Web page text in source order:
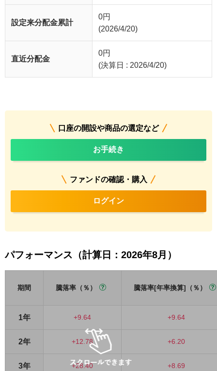
設定来分配金累計
0円
(2026/4/20)
直近分配金
0円
(決算日 : 2026/4/20)
口座の開設や商品の選定など
お手続き
ファンドの確認・購入
ログイン
パフォーマンス（計算日：2026年8月）
期間 騰落率（％） 騰落率[年率換算]（％）
1年 +9.64 +9.64
2年 +12.78 +6.20
3年 +28.40 +8.69